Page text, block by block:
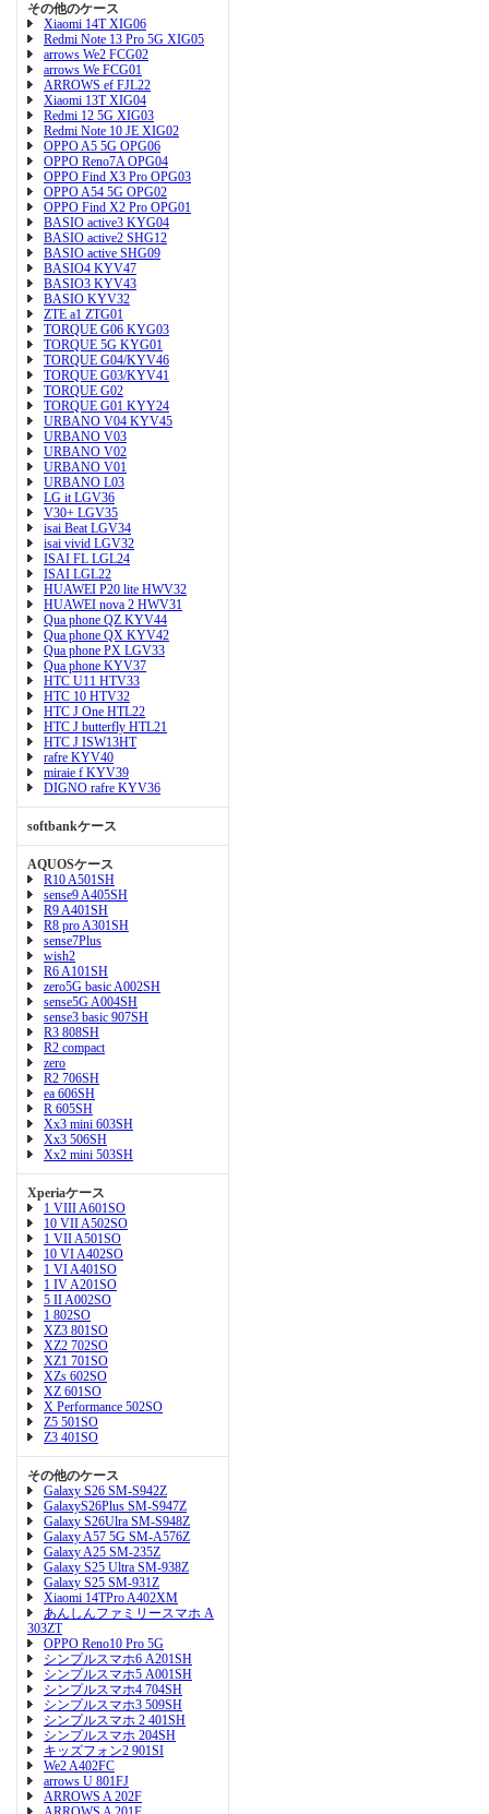
その他のケース
Xiaomi 14T XIG06
Redmi Note 13 Pro 5G XIG05
arrows We2 FCG02
arrows We FCG01
ARROWS ef FJL22
Xiaomi 13T XIG04
Redmi 12 5G XIG03
Redmi Note 10 JE XIG02
OPPO A5 5G OPG06
OPPO Reno7A OPG04
OPPO Find X3 Pro OPG03
OPPO A54 5G OPG02
OPPO Find X2 Pro OPG01
BASIO active3 KYG04
BASIO active2 SHG12
BASIO active SHG09
BASIO4 KYV47
BASIO3 KYV43
BASIO KYV32
ZTE a1 ZTG01
TORQUE G06 KYG03
TORQUE 5G KYG01
TORQUE G04/KYV46
TORQUE G03/KYV41
TORQUE G02
TORQUE G01 KYY24
URBANO V04 KYV45
URBANO V03
URBANO V02
URBANO V01
URBANO L03
LG it LGV36
V30+ LGV35
isai Beat LGV34
isai vivid LGV32
ISAI FL LGL24
ISAI LGL22
HUAWEI P20 lite HWV32
HUAWEI nova 2 HWV31
Qua phone QZ KYV44
Qua phone QX KYV42
Qua phone PX LGV33
Qua phone KYV37
HTC U11 HTV33
HTC 10 HTV32
HTC J One HTL22
HTC J butterfly HTL21
HTC J ISW13HT
rafre KYV40
miraie f KYV39
DIGNO rafre KYV36
softbankケース
AQUOSケース
R10 A501SH
sense9 A405SH
R9 A401SH
R8 pro A301SH
sense7Plus
wish2
R6 A101SH
zero5G basic A002SH
sense5G A004SH
sense3 basic 907SH
R3 808SH
R2 compact
zero
R2 706SH
ea 606SH
R 605SH
Xx3 mini 603SH
Xx3 506SH
Xx2 mini 503SH
Xperiaケース
1 VIII A601SO
10 VII A502SO
1 VII A501SO
10 VI A402SO
1 VI A401SO
1 IV A201SO
5 II A002SO
1 802SO
XZ3 801SO
XZ2 702SO
XZ1 701SO
XZs 602SO
XZ 601SO
X Performance 502SO
Z5 501SO
Z3 401SO
その他のケース
Galaxy S26 SM-S942Z
GalaxyS26Plus SM-S947Z
Galaxy S26Ulra SM-S948Z
Galaxy A57 5G SM-A576Z
Galaxy A25 SM-235Z
Galaxy S25 Ultra SM-938Z
Galaxy S25 SM-931Z
Xiaomi 14TPro A402XM
あんしんファミリースマホ A
303ZT
OPPO Reno10 Pro 5G
シンプルスマホ6 A201SH
シンプルスマホ5 A001SH
シンプルスマホ4 704SH
シンプルスマホ3 509SH
シンプルスマホ 2 401SH
シンプルスマホ 204SH
キッズフォン2 901SI
We2 A402FC
arrows U 801FJ
ARROWS A 202F